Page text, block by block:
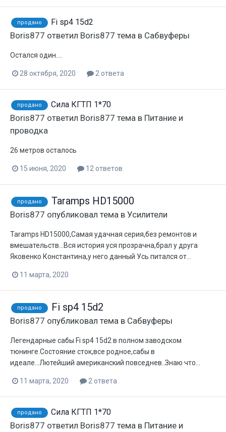
продано Fi sp4 15d2
Boris877 ответил Boris877 тема в Сабвуферы
Остался один....
28 октября, 2020 2 ответа
продано Сила КГТП 1*70
Boris877 ответил Boris877 тема в Питание и
проводка
26 метров осталось
15 июня, 2020 12 ответов
продано Taramps HD15000
Boris877 опубликовал тема в Усилители
Taramps HD15000,Самая удачная серия,без ремонтов и
вмешательств...Вся история уся прозрачна,брал у друга
Яковенко Константина,у него данный Усь питался от...
11 марта, 2020
продано Fi sp4 15d2
Boris877 опубликовал тема в Сабвуферы
Легендарные сабы Fi sp4 15d2 в полном заводском
тюнинге.Состояние сток,все родное,сабы в
идеале...Лютейший американский повседнев..Знаю что...
11 марта, 2020 2 ответа
продано Сила КГТП 1*70
Boris877 ответил Boris877 тема в Питание и